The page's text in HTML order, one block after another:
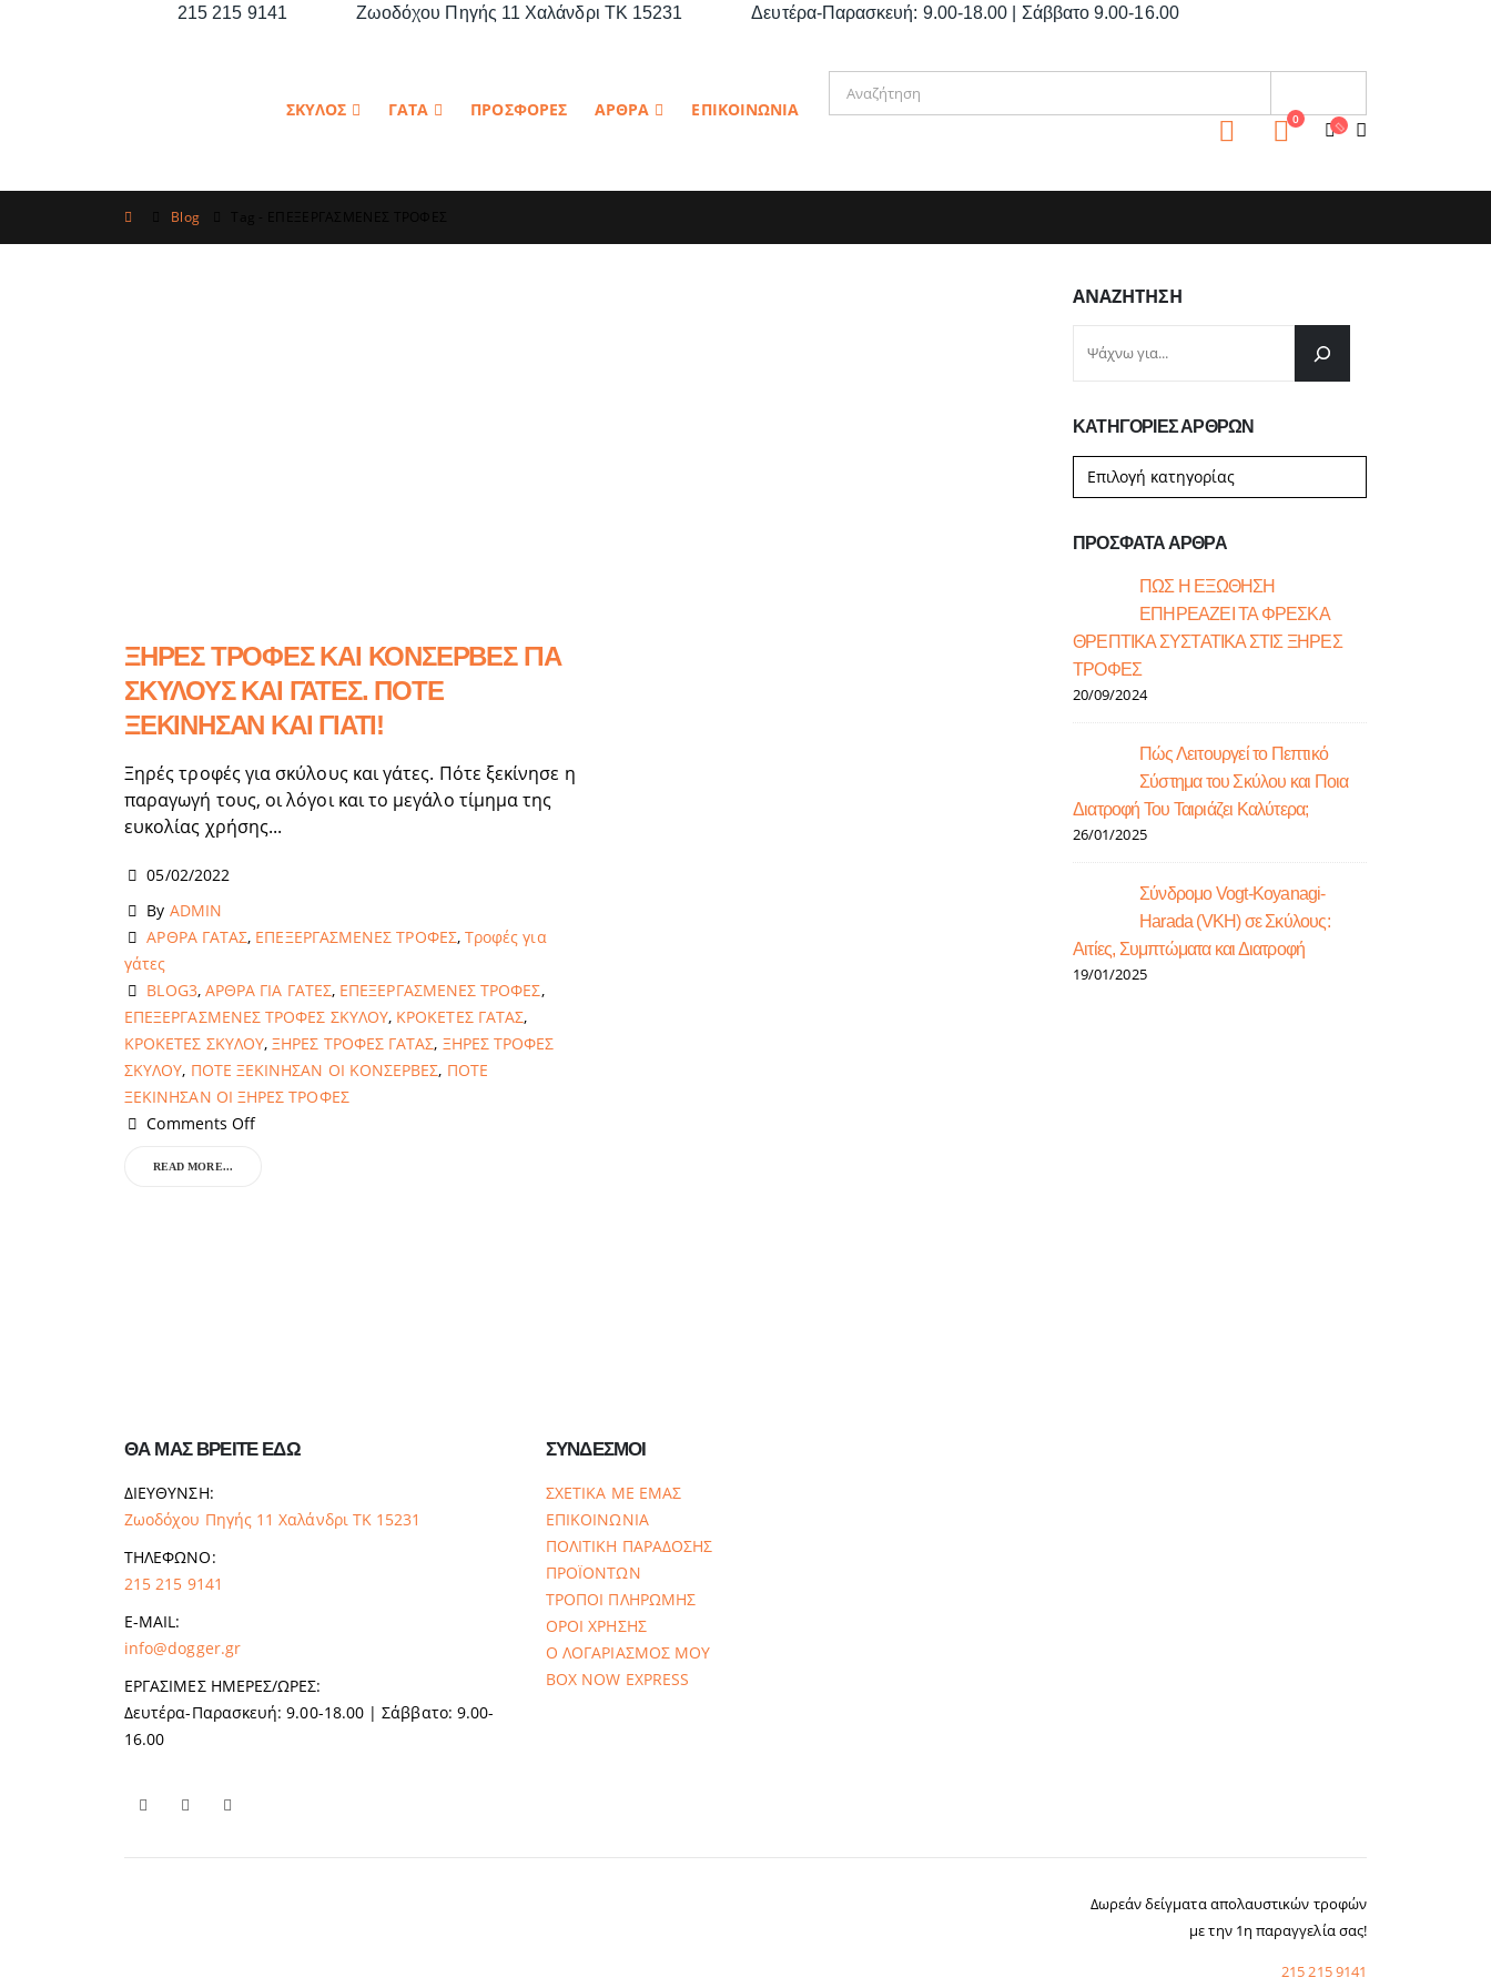
215 215 9141 Ζωοδόχου Πηγής 11 Χαλάνδρι ΤΚ 15231 Δευτέρα-Παρασκευή: 9.00-18.00 | Σάββατο 9.00-16.00
ΣΚΥΛΟΣ ΓΑΤΑ ΠΡΟΣΦΟΡΕΣ ΑΡΘΡΑ ΕΠΙΚΟΙΝΩΝΙΑ 0
Blog
ΞΗΡΕΣ ΤΡΟΦΕΣ ΚΑΙ ΚΟΝΣΕΡΒΕΣ ΓΙΑ
ΣΚΥΛΟΥΣ ΚΑΙ ΓΑΤΕΣ. ΠΟΤΕ
ΞΕΚΙΝΗΣΑΝ ΚΑΙ ΓΙΑΤΙ!
Ξηρές τροφές για σκύλους και γάτες. Πότε ξεκίνησε η
παραγωγή τους, οι λόγοι και το μεγάλο τίμημα της
ευκολίας χρήσης...
05/02/2022
By ADMIN
ΑΡΘΡΑ ΓΑΤΑΣ, ΕΠΕΞΕΡΓΑΣΜΕΝΕΣ ΤΡΟΦΕΣ, Τροφές για
γάτες
BLOG3, ΑΡΘΡΑ ΓΙΑ ΓΑΤΕΣ, ΕΠΕΞΕΡΓΑΣΜΕΝΕΣ ΤΡΟΦΕΣ,
ΕΠΕΞΕΡΓΑΣΜΕΝΕΣ ΤΡΟΦΕΣ ΣΚΥΛΟΥ, ΚΡΟΚΕΤΕΣ ΓΑΤΑΣ,
ΚΡΟΚΕΤΕΣ ΣΚΥΛΟΥ,ΞΗΡΕΣ ΤΡΟΦΕΣ ΓΑΤΑΣ, ΞΗΡΕΣ ΤΡΟΦΕΣ
ΣΚΥΛΟΥ, ΠΟΤΕ ΞΕΚΙΝΗΣΑΝ ΟΙ ΚΟΝΣΕΡΒΕΣ, ΠΟΤΕ
ΞΕΚΙΝΗΣΑΝ ΟΙ ΞΗΡΕΣ ΤΡΟΦΕΣ
Comments Off
READ MORE...
ΑΝΑΖΉΤΗΣΗ
ΚΑΤΗΓΟΡΊΕΣ ΆΡΘΡΩΝ
Κατηγορίες
άρθρων
ΠΡΟΣΦΑΤΑ ΑΡΘΡΑ
ΠΩΣ Η ΕΞΩΘΗΣΗ
ΕΠΗΡΕΑΖΕΙ ΤΑ ΦΡΕΣΚΑ
ΘΡΕΠΤΙΚΑ ΣΥΣΤΑΤΙΚΑ ΣΤΙΣ ΞΗΡΕΣ
ΤΡΟΦΕΣ
20/09/2024
Πώς Λειτουργεί το Πεπτικό
Σύστημα του Σκύλου και Ποια
Διατροφή Του Ταιριάζει Καλύτερα;
26/01/2025
Σύνδρομο Vogt-Koyanagi-
Harada (VKH) σε Σκύλους:
Αιτίες, Συμπτώματα και Διατροφή
19/01/2025
ΘΑ ΜΑΣ ΒΡΕΙΤΕ ΕΔΩ
ΔΙΕΎΘΥΝΣΗ:
Ζωοδόχου Πηγής 11 Χαλάνδρι ΤΚ 15231
ΤΗΛΈΦΩΝΟ:
215 215 9141
E-MAIL:
info@dogger.gr
ΕΡΓΆΣΙΜΕΣ ΗΜΈΡΕΣ/ΏΡΕΣ:
Δευτέρα-Παρασκευή: 9.00-18.00 | Σάββατο: 9.00-
16.00
ΣΥΝΔΕΣΜΟΙ
ΣΧΕΤΙΚΑ ΜΕ ΕΜΑΣ
ΕΠΙΚΟΙΝΩΝΙΑ
ΠΟΛΙΤΙΚΗ ΠΑΡΑΔΟΣΗΣ
ΠΡΟΪΟΝΤΩΝ
ΤΡΟΠΟΙ ΠΛΗΡΩΜΗΣ
ΟΡΟΙ ΧΡΗΣΗΣ
Ο ΛΟΓΑΡΙΑΣΜΟΣ ΜΟΥ
BOX NOW EXPRESS
Δωρεάν δείγματα απολαυστικών τροφών
με την 1η παραγγελία σας!
215 215 9141